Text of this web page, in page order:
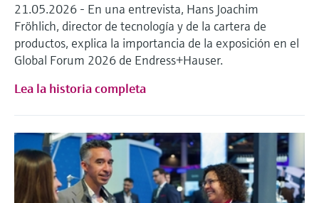
21.05.2026 - En una entrevista, Hans Joachim
Fröhlich, director de tecnología y de la cartera de
productos, explica la importancia de la exposición en el
Global Forum 2026 de Endress+Hauser.
Lea la historia completa